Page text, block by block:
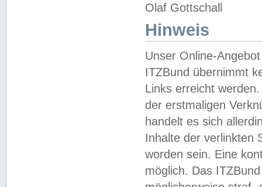
Olaf Gottschall
Hinweis
Unser Online-
ITZBund übernimmt
Links erreicht
der erstmaligen
handelt es sich
Inhalte der verlinkten
worden sein. Eine
möglich. Das